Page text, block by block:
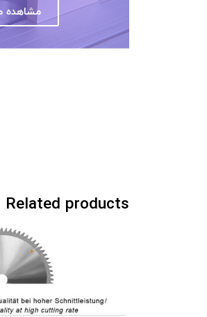
Related products